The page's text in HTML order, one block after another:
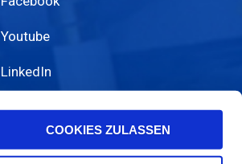
COOKIES ZULASSEN
Youtube
LinkedIn
Wechat